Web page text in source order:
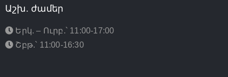
Աշխ. ժամեր
Երկ. – Ուրբ.՝ 11:00-17:00
Շբթ.՝ 11:00-16:30